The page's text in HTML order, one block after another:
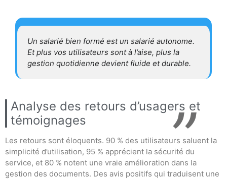
Un salarié bien formé est un salarié autonome.
Et plus vos utilisateurs sont à l’aise, plus la
gestion quotidienne devient fluide et durable.
Analyse des retours d’usagers et
témoignages
Les retours sont éloquents. 90 % des utilisateurs saluent la
simplicité d’utilisation, 95 % apprécient la sécurité du
service, et 80 % notent une vraie amélioration dans la
gestion des documents. Des avis positifs qui traduisent une